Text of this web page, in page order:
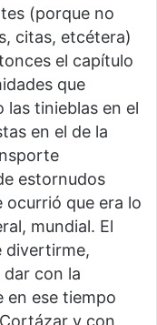
(porque no
citas, etcétera)
el capítulo
que
las tinieblas en el
en el de la
estornudos
ocurrió que era lo
mundial. El
divertirme,
con la
en ese tiempo
y con